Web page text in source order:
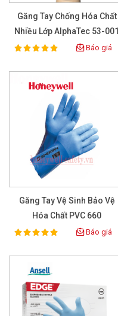
Găng Tay Chống Hóa Chất
Nhiều Lớp AlphaTec 53-001
ANSELL
Rating:
100% Báo giá
Găng Tay Vệ Sinh Bảo Vệ
Hóa Chất PVC 660
Rating:
100% Báo giá